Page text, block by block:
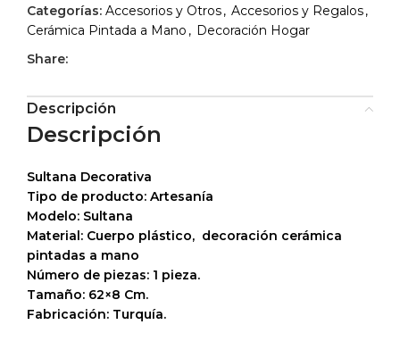
Categorías: Accesorios y Otros, Accesorios y Regalos,
Cerámica Pintada a Mano , Decoración Hogar
Share:
Descripción
Descripción
Sultana Decorativa
Tipo de producto: Artesanía
Modelo: Sultana
Material: Cuerpo plástico, decoración cerámica
pintadas a mano
Número de piezas: 1 pieza.
Tamaño: 62×8 Cm.
Fabricación: Turquía.